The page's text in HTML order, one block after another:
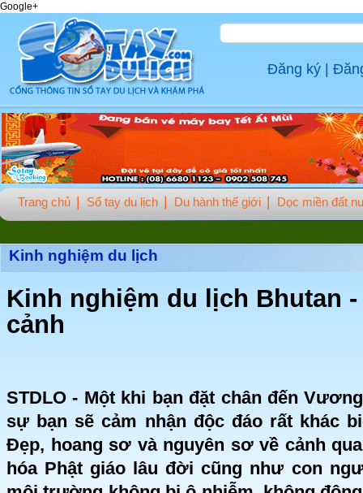
Google+
Đăng ký
Trang chủ Sổ tay du lịch Du hành thế giới Dọc miền đất
Kinh nghiệm du lịch
Kinh nghiệm du lịch Bhutan
cảnh
STDLO - Một khi bạn đặt chân đến
sự bạn sẽ cảm nhận độc đáo rất khác
Đẹp, hoang sơ và nguyên sơ về cảnh
hóa Phật giáo lâu đời cũng như con